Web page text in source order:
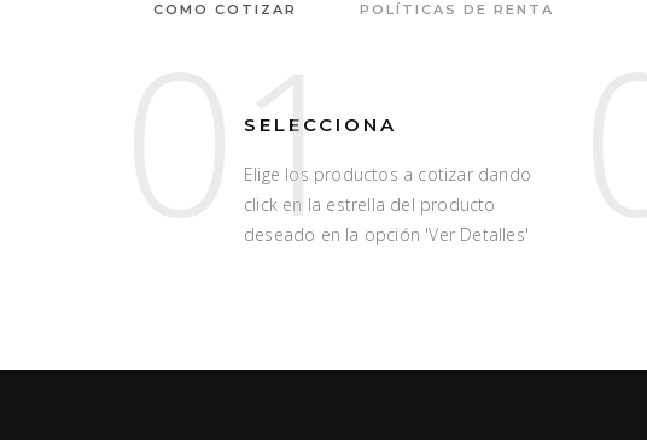
COMO COTIZAR POLÍTICAS DE RENTA
01
SELECCIONA
Elige los productos a cotizar dando
click en la estrella del producto
deseado en la opción 'Ver Detalles'